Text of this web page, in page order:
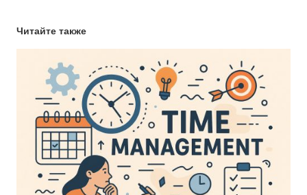
Читайте также